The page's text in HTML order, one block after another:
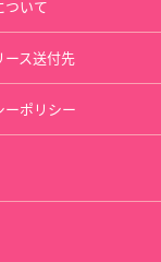
ついて
ース送付先
ーポリシー